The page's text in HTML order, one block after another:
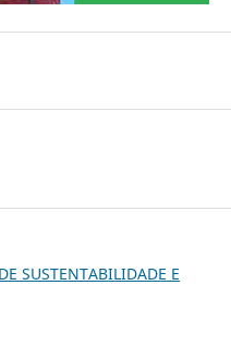
SUSTENTABILIDADE E